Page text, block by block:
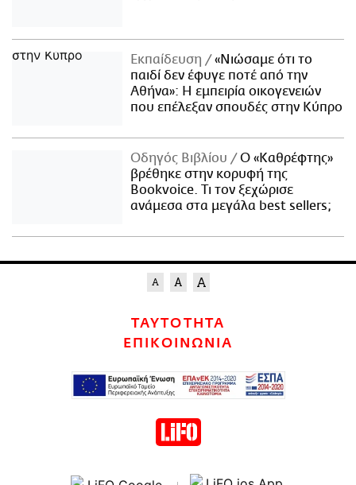
Εκπαίδευση
«Νιώσαμε ότι το
παιδί δεν έφυγε ποτέ από την
Αθήνα»: Η εμπειρία οικογενειών
που επέλεξαν σπουδές στην Κύπρο
Οδηγός Βιβλίου
Ο «Καθρέφτης»
βρέθηκε στην κορυφή της
Bookvoice. Τι τον ξεχώρισε
ανάμεσα στα μεγάλα best sellers;
ΤΑΥΤΟΤΗΤΑ
ΕΠΙΚΟΙΝΩΝΙΑ